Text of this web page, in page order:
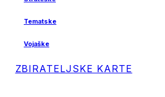
Tematske
Vojaške
ZBIRATELJSKE KARTE